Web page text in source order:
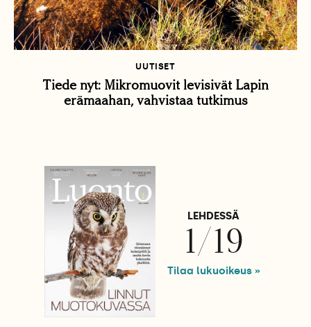
UUTISET
Tiede nyt: Mikromuovit levisivät Lapin
erämaahan, vahvistaa tutkimus
LEHDESSÄ
1/19
Tilaa lukuoikeus »